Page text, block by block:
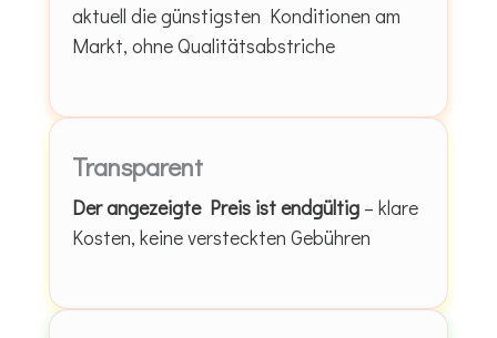
aktuell die günstigsten Konditionen am
Markt, ohne Qualitätsabstriche
Transparent
Der angezeigte Preis ist endgültig – klare
Kosten, keine versteckten Gebühren